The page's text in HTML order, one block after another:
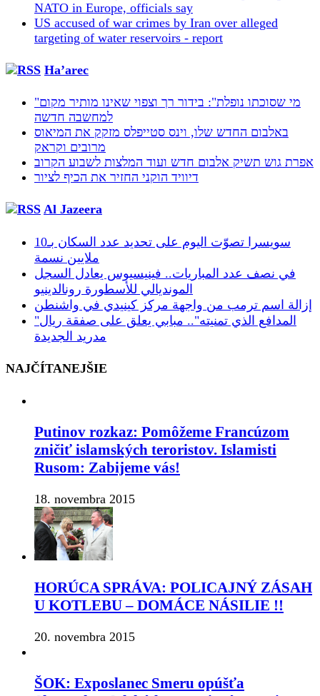
NATO in Europe, officials say
US accused of war crimes by Iran over alleged
targeting of water reservoirs - report
Ha’arec
"מי שסוכתו נופלת": בידור רך וצפוי שאינו מותיר מקום
למחשבה חדשה
באלבום החדש שלו, וינס סטייפלס מזקק את המיאוס
מרובים וקראק
אפרת גוש תשיק אלבום חדש ועוד המלצות לשבוע הקרוב
דיוויד הוקני החזיר את הכיף לציור
Al Jazeera
سويسرا تصوّت اليوم على تحديد عدد السكان بـ10
ملايين نسمة
في نصف عدد المباريات.. فينيسيوس يعادل السجل
المونديالي للأسطورة رونالدينيو
إزالة اسم ترمب من واجهة مركز كينيدي في واشنطن
"المدافع الذي تمنيته".. مبابي يعلق على صفقة ريال
مدريد الجديدة
NAJČÍTANEJŠIE
Putinov rozkaz: Pomôžeme Francúzom
zničiť islamských teroristov. Islamisti
Rusom: Zabijeme vás!
18. novembra 2015
HORÚCA SPRÁVA: POLICAJNÝ ZÁSAH
U KOTLEBU – DOMÁCE NÁSILIE !!
20. novembra 2015
ŠOK: Exposlanec Smeru opúšťa